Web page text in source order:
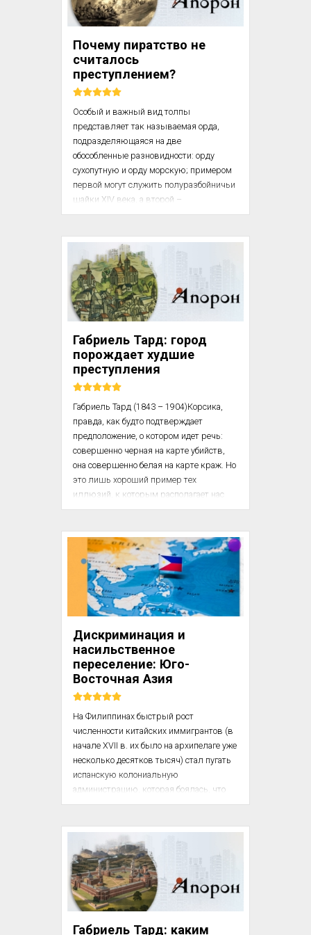
переносишь обиды.Вальтер Скотт (1771
– 1832)
При появленіи сего Обзора силъ Франц...
Почему пиратство не
считалось
преступлением?
Особый и важный вид толпы
представляет так называемая орда,
подразделяющаяся на две
обособленные разновидности: орду
сухопутную и орду морскую; примером
первой могут служить полуразбойничьи
шайки XIV века, а второй –
мавританские пираты, до нынешнего
Средиземном море. Габриель Тард (1843
– 1904)
В первых мы встречаем самый чистый
исторический образчик орды,
преступной как по темпераменту, так и
и, так сказать, международный характер
их преступности был выражен
настолько резко, что для них до...
Габриель Тард: город
порождает худшие
преступления
Габриель Тард (1843 – 1904)Корсика,
правда, как будто подтверждает
предположение, о котором идет речь:
совершенно черная на карте убийств,
она совершенно белая на карте краж. Но
это лишь хороший пример тех
иллюзий, к которым располагает нас
статистика. Можно подумать благодаря
из тех департаментов Франции, где
собственность всего более уважается. Но
нет департамента, где она уважалась бы
меньше. Седьмая часть острова
покрыта лесом и кустарником только
потому, что закоренелая привычка
мешает обрабатыванию почвы.
Дискриминация и
насильственное
переселение: Юго-
Восточная Азия
На Филиппинах быстрый рост
численности китайских иммигрантов (в
начале XVII в. их было на архипелаге уже
несколько десятков тысяч) стал пугать
испанскую колониальную
администрацию, которая боялась, что
китайцы могут оказаться
предприниматься дискриминационные
меры. Их обложили непосильными
налогами, запретили заниматься
определенными видами деятельности,
например розничной торговлей,
ограничили свободу передвижения по
Габриель Тард: каким